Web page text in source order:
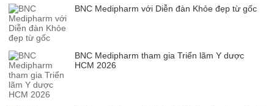
BNC Medipharm với Diễn đàn Khỏe đẹp từ gốc
BNC Medipharm tham gia Triển lãm Y dược
HCM 2026